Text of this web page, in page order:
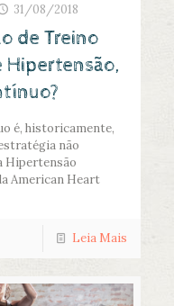
31/08/2018
de Treino
Hipertensão,
é, historicamente,
não
Hipertensão
American Heart
Leia Mais